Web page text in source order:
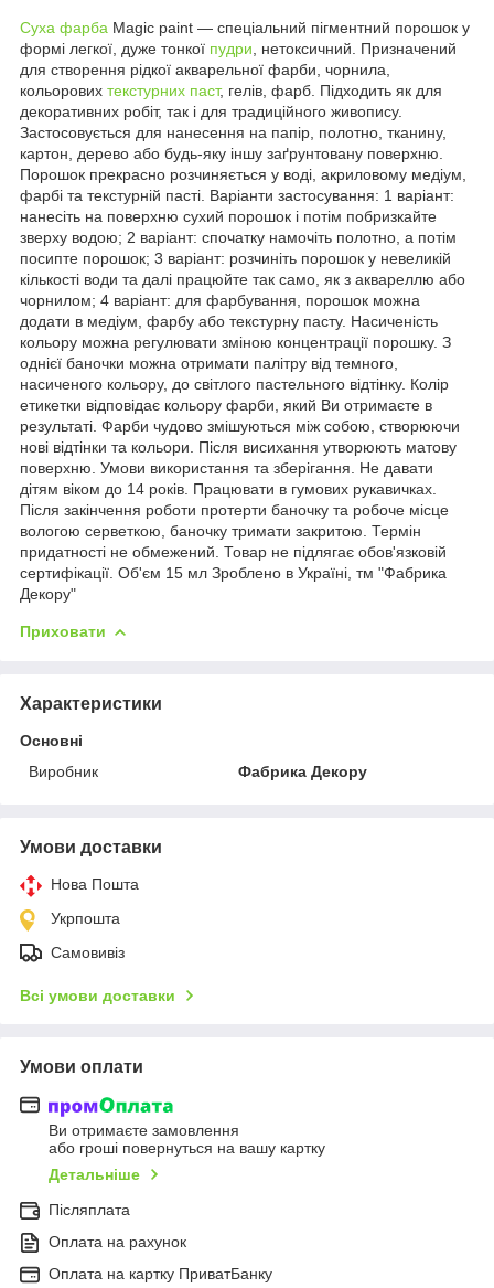
Суха фарба Magic paint — спеціальний пігментний порошок у
формі легкої, дуже тонкої пудри , нетоксичний. Призначений
для створення рідкої акварельної фарби, чорнила,
кольорових текстурних паст, гелів, фарб. Підходить як для
декоративних робіт, так і для традиційного живопису.
Застосовується для нанесення на папір, полотно, тканину,
картон, дерево або будь-яку іншу заґрунтовану поверхню.
Порошок прекрасно розчиняється у воді, акриловому медіум,
фарбі та текстурній пасті. Варіанти застосування: 1 варіант:
нанесіть на поверхню сухий порошок і потім побризкайте
зверху водою; 2 варіант: спочатку намочіть полотно, а потім
посипте порошок; 3 варіант: розчиніть порошок у невеликій
кількості води та далі працюйте так само, як з аквареллю або
чорнилом; 4 варіант: для фарбування, порошок можна
додати в медіум, фарбу або текстурну пасту. Насиченість
кольору можна регулювати зміною концентрації порошку. З
однієї баночки можна отримати палітру від темного,
насиченого кольору, до світлого пастельного відтінку. Колір
етикетки відповідає кольору фарби, який Ви отримаєте в
результаті. Фарби чудово змішуються між собою, створюючи
нові відтінки та кольори. Після висихання утворюють матову
поверхню. Умови використання та зберігання. Не давати
дітям віком до 14 років. Працювати в гумових рукавичках.
Після закінчення роботи протерти баночку та робоче місце
вологою серветкою, баночку тримати закритою. Термін
придатності не обмежений. Товар не підлягає обов'язковій
сертифікації. Об'єм 15 мл Зроблено в Україні, тм "Фабрика
Декору"
Приховати
Характеристики
Основні
Виробник
Фабрика Декору
Умови доставки
Нова Пошта
Укрпошта
Самовивіз
Всі умови доставки
Умови оплати
Ви отримаєте замовлення
або гроші повернуться на вашу картку
Детальніше
Післяплата
Оплата на рахунок
Оплата на картку ПриватБанку